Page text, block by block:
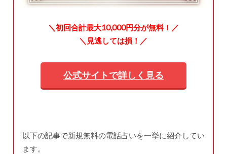
＼初回合計最大10,000円分が無料！／
＼見逃しては損！／
公式サイトで詳しく見る
以下の記事で新規無料の電話占いを一挙に紹介してい
ます。